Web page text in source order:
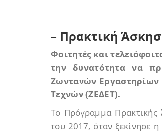
– Πρακτική
Φοιτητές και
την δυνατότητα να
Ζωντανών Εργαστηρίων
Τεχνών (ΖΕΔΕΤ).
Το Πρόγραμμα Πρακτικής
του 2017, όταν ξεκίνησε